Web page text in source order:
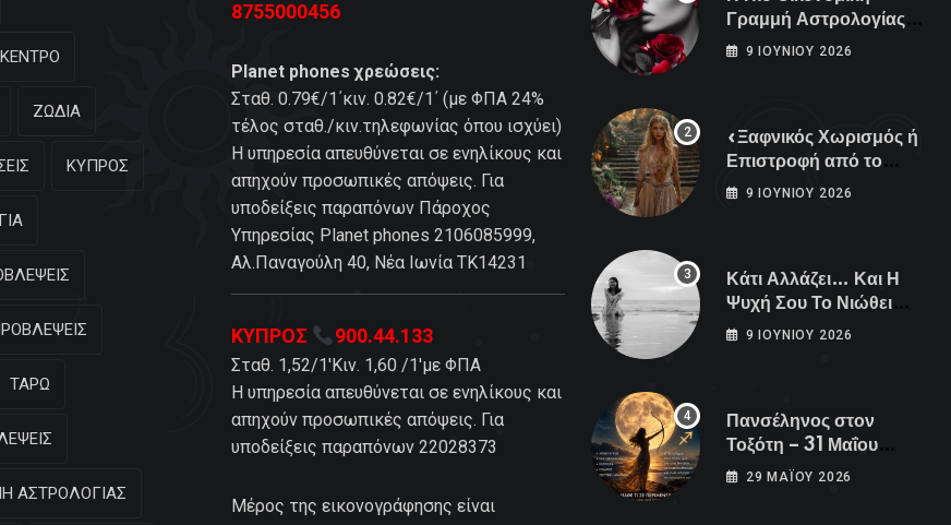
ΖΩΔΙΑ
ΚΥΠΡΟΣ
ΤΑΡΩ
ΑΣΤΡΟΛΟΓΙΑΣ
8755000456
Planet phones χρεώσεις:
Σταθ. 0.79€/1΄κιν. 0.82€/1΄ (με ΦΠΑ 24%
τέλος σταθ./κιν.τηλεφωνίας όπου ισχύει)
Η υπηρεσία απευθύνεται σε ενηλίκους και
απηχούν προσωπικές απόψεις. Για
υποδείξεις παραπόνων Πάροχος
Υπηρεσίας Planet phones 2106085999,
Αλ.Παναγούλη 40, Νέα Ιωνία TK14231
ΚΥΠΡΟΣ 900.44.133
Σταθ. 1,52/1'Κιν. 1,60 /1'με ΦΠΑ
Η υπηρεσία απευθύνεται σε ενηλίκους και
απηχούν προσωπικές απόψεις. Για
υποδείξεις παραπόνων 22028373
Μέρος της εικονογράφησης είναι
Γραμμή Αστρολογίας
Είναι Εδώ!
9 ΙΟΥΝΊΟΥ 2026
«Ξαφνικός Χωρισμός ή
Επιστροφή από το
Παρελθόν; Οι Επόμενες
9 ΙΟΥΝΊΟΥ 2026
Κάτι Αλλάζει… Και Η
Ψυχή Σου Το Νιώθει
Πριν Συμβεί…
9 ΙΟΥΝΊΟΥ 2026
Πανσέληνος στον
Τοξότη – 31 Μαΐου
2026
29 ΜΑΪ́ΟΥ 2026